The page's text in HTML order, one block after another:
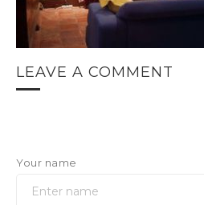
LEAVE A COMMENT
Your name